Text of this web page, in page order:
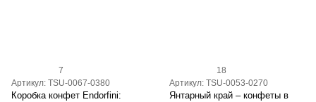
7
Артикул: TSU-0067-0380
Коробка конфет Endorfini:
18
Артикул: TSU-0053-0270
Янтарный край – конфеты в